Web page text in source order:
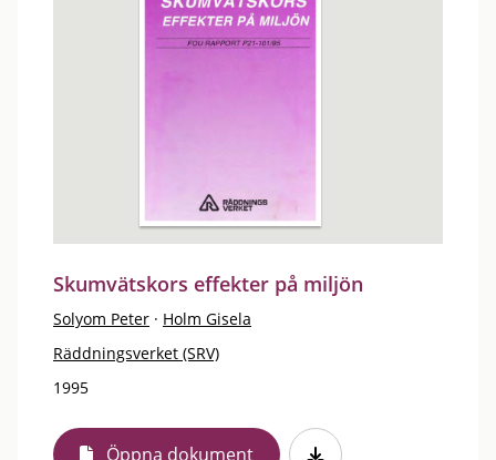
Skumvätskors effekter på miljön
Solyom Peter · Holm Gisela
Räddningsverket (SRV)
1995
Öppna dokument